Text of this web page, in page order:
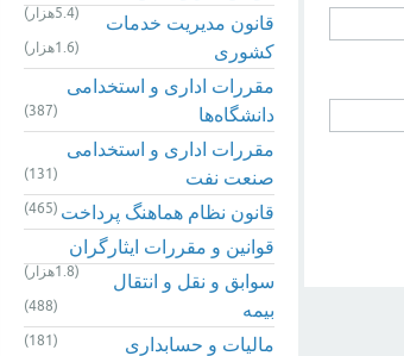
(5.4هزار)
قانون مدیریت خدمات
کشوری
(1.6هزار)
مقررات اداری و استخدامی
دانشگاه‌ها
(387)
مقررات اداری و استخدامی
صنعت نفت
(131)
قانون نظام هماهنگ پرداخت (465)
قوانین و مقررات ایثارگران
(1.8هزار)
سوابق و نقل و انتقال
بیمه‌
(488)
مالیات و حسابداری (181)